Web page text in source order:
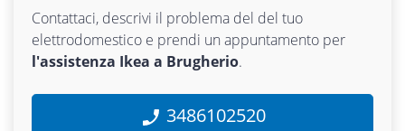
Contattaci, descrivi il problema del del tuo
elettrodomestico e prendi un appuntamento per
l'assistenza Ikea a Brugherio.
3486102520